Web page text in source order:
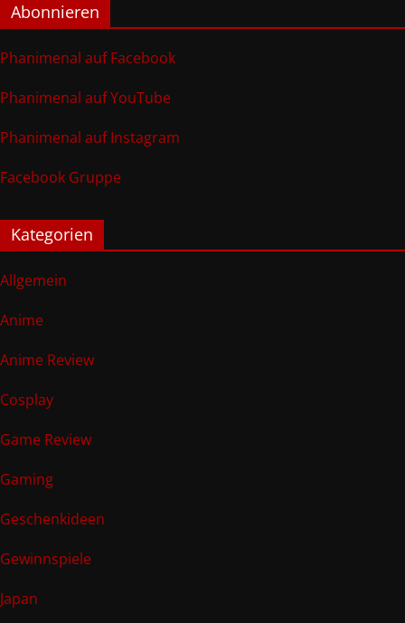
Abonnieren
Phanimenal auf Facebook
Phanimenal auf YouTube
Phanimenal auf Instagram
Facebook Gruppe
Kategorien
Allgemein
Anime
Anime Review
Cosplay
Game Review
Gaming
Geschenkideen
Gewinnspiele
Japan